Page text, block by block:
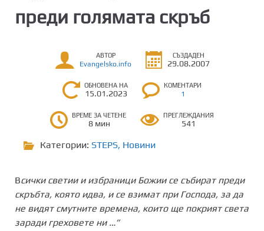
преди голямата скръб
АВТОР
Evangelsko.info
СЪЗДАДЕН
29.08.2007
ОБНОВЕНА НА
15.01.2023
КОМЕНТАРИ
1
ВРЕМЕ ЗА ЧЕТЕНЕ
8 мин
ПРЕГЛЕЖДАНИЯ
541
Категории: STEPS, Новини
Всички светии и избраници Божии се събират преди
скръбта, която идва, и се взимат при Господа, за да
не видят смутните времена, които ще покрият света
заради греховете ни …”